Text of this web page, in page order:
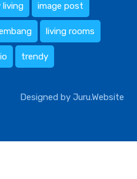
living image post
living rooms
trendy
Designed by Juru.Website